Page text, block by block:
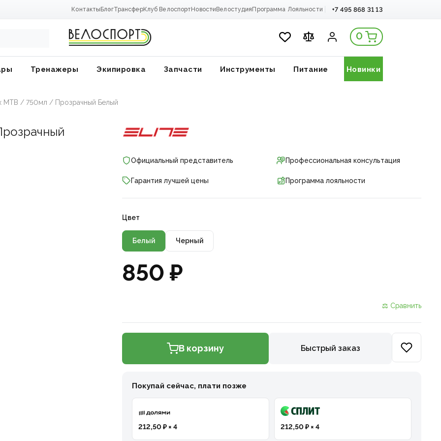
Контакты БлогТрансферКлуб Велоспорт Новости Велостудия Программа Лояльности +7 495 868 31 13
0
Тренажеры Экипировка Запчасти Инструменты Питание Новинки
MTB / 750мл / Прозрачный Белый
Официальный представитель Профессиональная консультация
Гарантия лучшей цены Программа лояльности
Цвет
Белый Черный
850 ₽
⚖ Сравнить
В корзину Быстрый заказ
Покупай сейчас, плати позже
212,50 ₽ × 4 212,50 ₽ × 4